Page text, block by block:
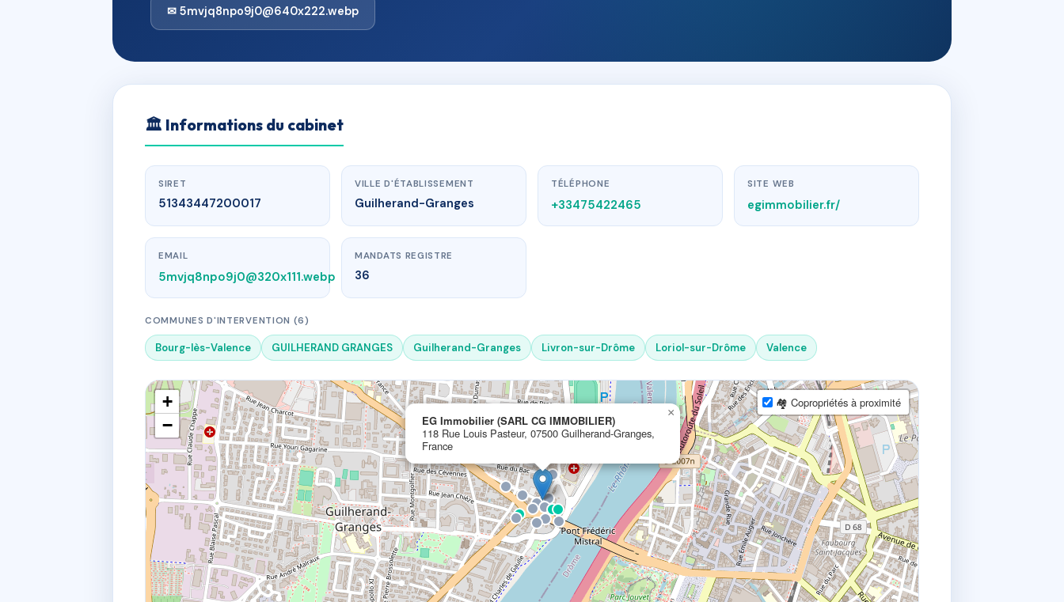
✉ 5mvjq8npo9j0@640x222.webp
🏛 Informations du cabinet
SIRET
51343447200017
VILLE D'ÉTABLISSEMENT
Guilherand-Granges
TÉLÉPHONE
+33475422465
SITE WEB
egimmobilier.fr/
EMAIL
5mvjq8npo9j0@320x111.webp
MANDATS REGISTRE
36
COMMUNES D'INTERVENTION (6)
Bourg-lès-Valence GUILHERAND GRANGES Guilherand-Granges Livron-sur-Drôme Loriol-sur-Drôme Valence
EG Immobilier (SARL CG IMMOBILIER)
118 Rue Louis Pasteur, 07500 Guilherand-Granges,
France
×
+
−
🏘 Copropriétés à proximité